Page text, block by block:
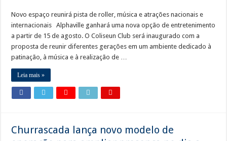
Novo espaço reunirá pista de roller, música e atrações nacionais e
internacionais Alphaville ganhará uma nova opção de entretenimento
a partir de 15 de agosto. O Coliseun Club será inaugurado com a
proposta de reunir diferentes gerações em um ambiente dedicado à
patinação, à música e à realização de …
Leia mais »
Churrascada lança novo modelo de